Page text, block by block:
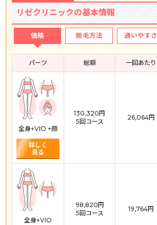
リゼクリニックの基本情報
価格 脱毛方法 通いやすさ
パーツ 総額 一回あたり
全身+VIO +顔
詳しく
見る
130,320円
5回コース
26,064円
全身+VIO
98,820円
5回コース
19,764円